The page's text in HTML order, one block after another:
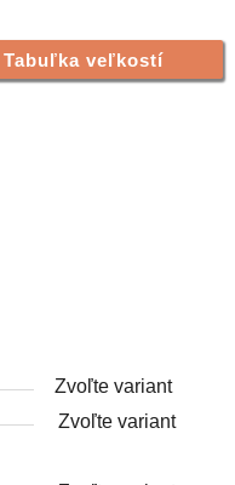
Tabuľka veľkostí
Zvoľte variant
Zvoľte variant